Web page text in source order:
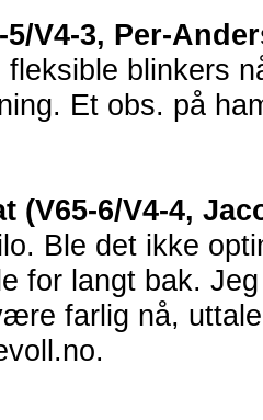
V4-3, Per-
fleksible blinkers
Et obs. på
(V65-6/V4-4,
Ble det ikke
for langt bak. Jeg
farlig nå,